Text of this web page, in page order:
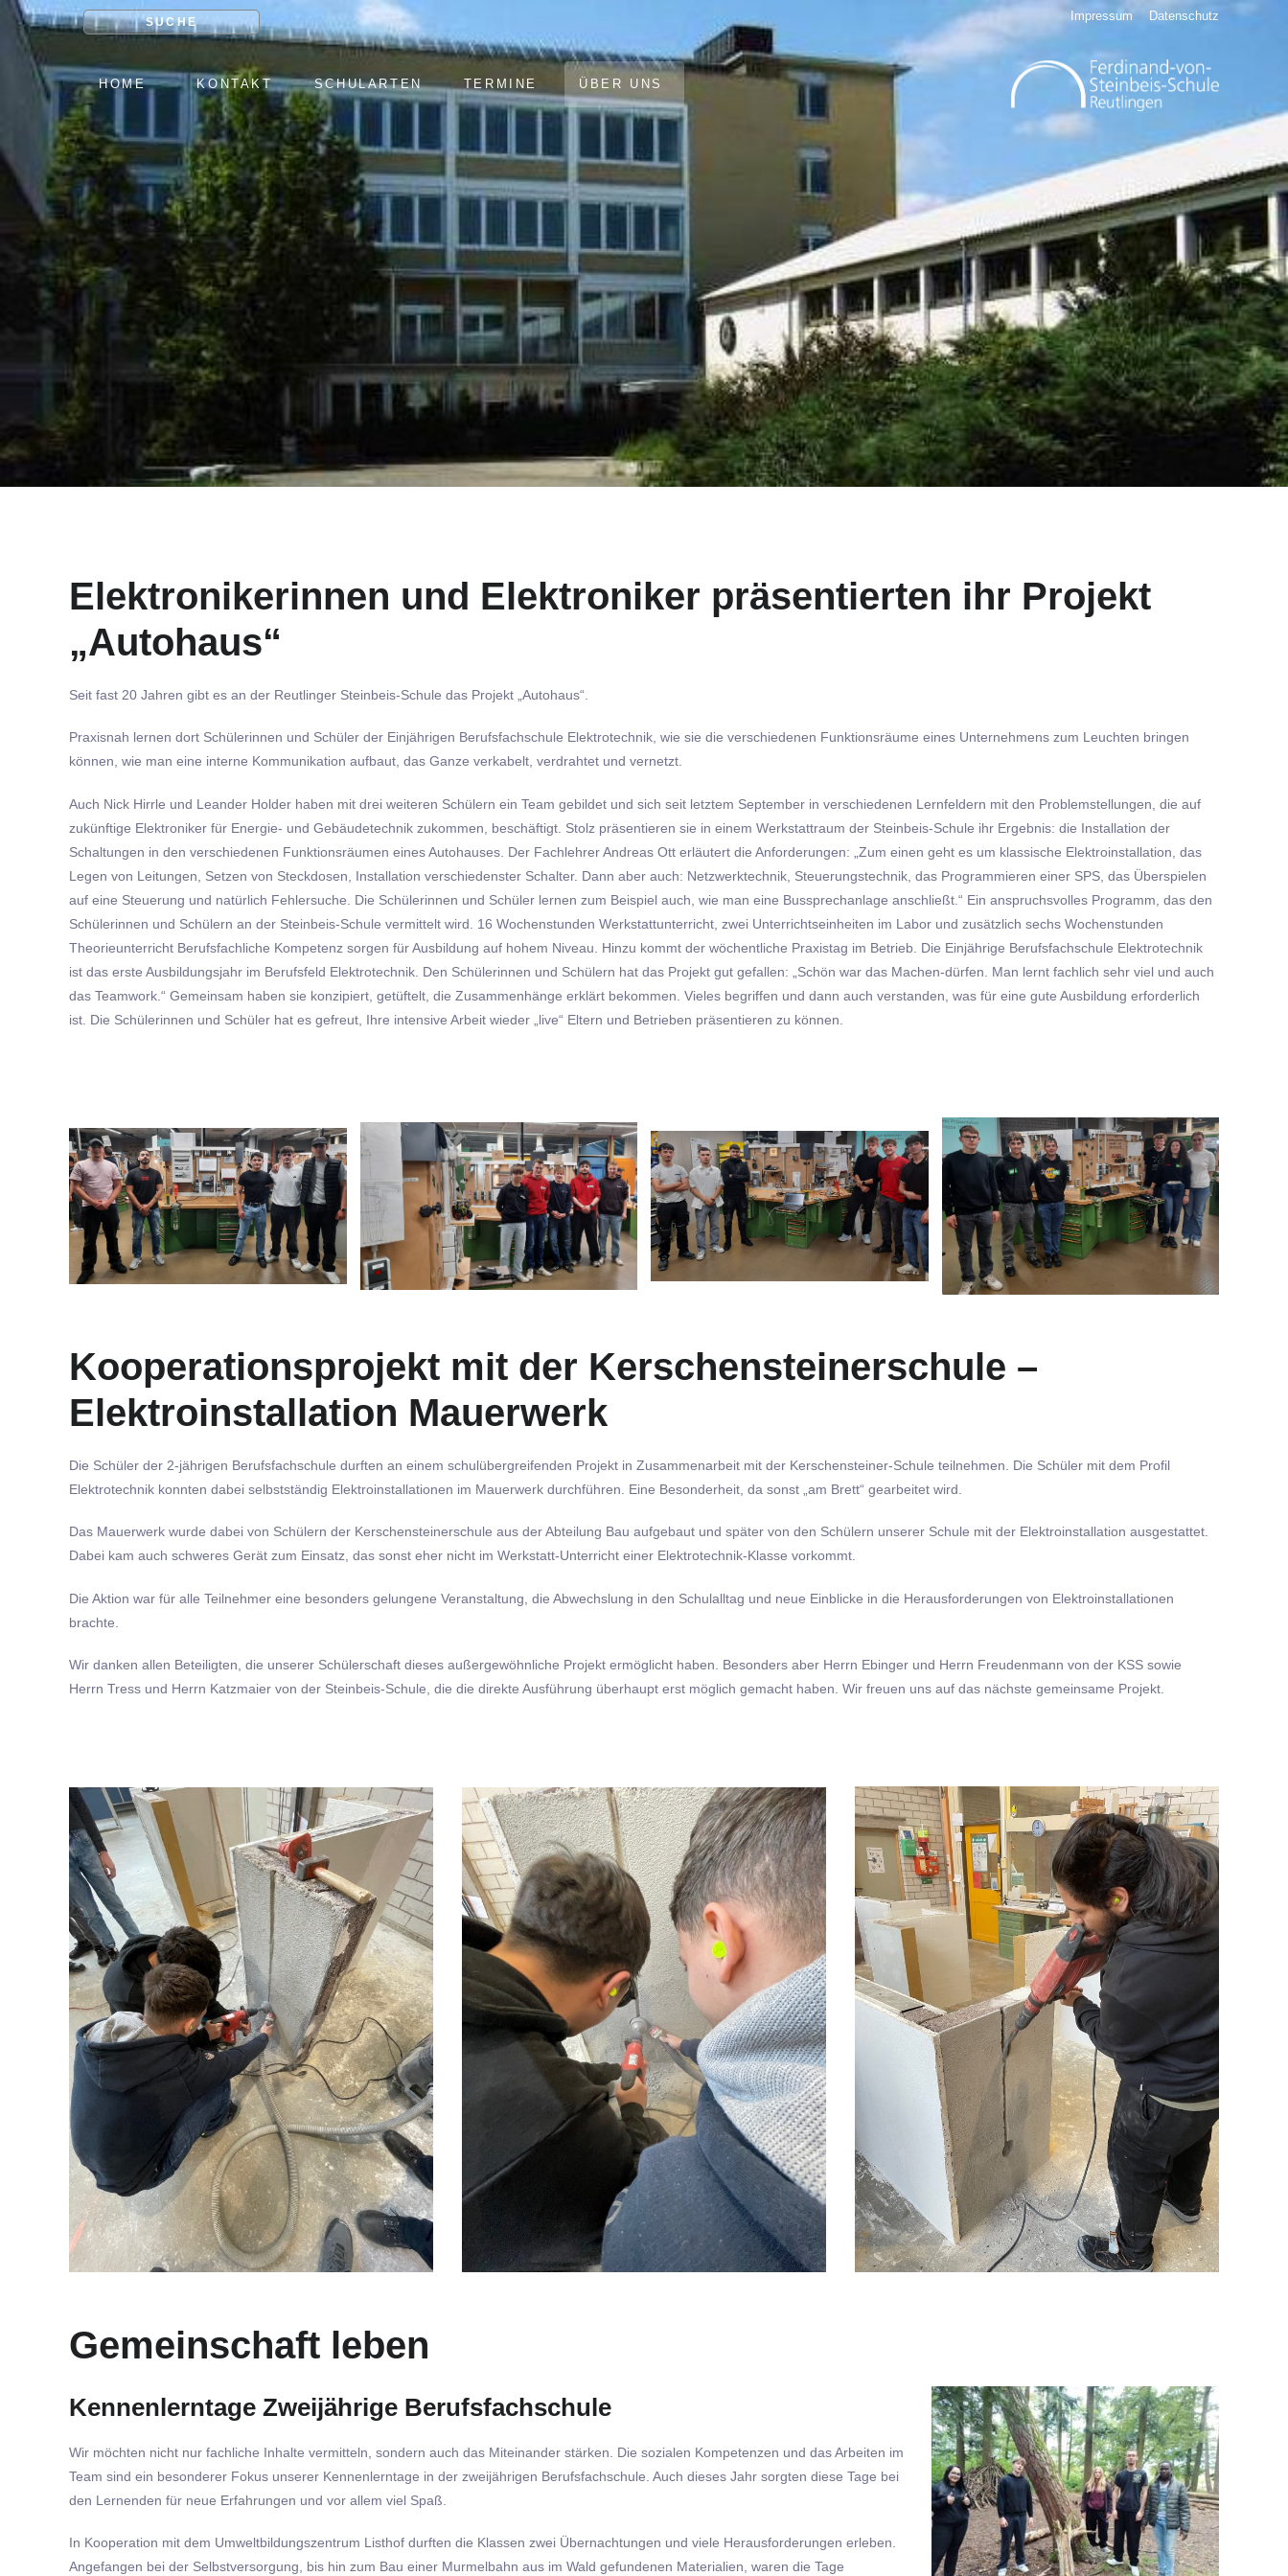
SUCHE Impressum Datenschutz
NAVIGATION
ÜBERSPRINGEN
HOME KONTAKT SCHULARTEN TERMINE ÜBER UNS
Elektronikerinnen und Elektroniker präsentierten ihr Projekt
„Autohaus“
Seit fast 20 Jahren gibt es an der Reutlinger Steinbeis-Schule das Projekt „Autohaus“.
Praxisnah lernen dort Schülerinnen und Schüler der Einjährigen Berufsfachschule Elektrotechnik, wie sie die verschiedenen Funktionsräume eines Unternehmens zum Leuchten bringen
können, wie man eine interne Kommunikation aufbaut, das Ganze verkabelt, verdrahtet und vernetzt.
Auch Nick Hirrle und Leander Holder haben mit drei weiteren Schülern ein Team gebildet und sich seit letztem September in verschiedenen Lernfeldern mit den Problemstellungen, die auf
zukünftige Elektroniker für Energie- und Gebäudetechnik zukommen, beschäftigt. Stolz präsentieren sie in einem Werkstattraum der Steinbeis-Schule ihr Ergebnis: die Installation der
Schaltungen in den verschiedenen Funktionsräumen eines Autohauses. Der Fachlehrer Andreas Ott erläutert die Anforderungen: „Zum einen geht es um klassische Elektroinstallation, das
Legen von Leitungen, Setzen von Steckdosen, Installation verschiedenster Schalter. Dann aber auch: Netzwerktechnik, Steuerungstechnik, das Programmieren einer SPS, das Überspielen
auf eine Steuerung und natürlich Fehlersuche. Die Schülerinnen und Schüler lernen zum Beispiel auch, wie man eine Bussprechanlage anschließt.“ Ein anspruchsvolles Programm, das den
Schülerinnen und Schülern an der Steinbeis-Schule vermittelt wird. 16 Wochenstunden Werkstattunterricht, zwei Unterrichtseinheiten im Labor und zusätzlich sechs Wochenstunden
Theorieunterricht Berufsfachliche Kompetenz sorgen für Ausbildung auf hohem Niveau. Hinzu kommt der wöchentliche Praxistag im Betrieb. Die Einjährige Berufsfachschule Elektrotechnik
ist das erste Ausbildungsjahr im Berufsfeld Elektrotechnik. Den Schülerinnen und Schülern hat das Projekt gut gefallen: „Schön war das Machen-dürfen. Man lernt fachlich sehr viel und auch
das Teamwork.“ Gemeinsam haben sie konzipiert, getüftelt, die Zusammenhänge erklärt bekommen. Vieles begriffen und dann auch verstanden, was für eine gute Ausbildung erforderlich
ist. Die Schülerinnen und Schüler hat es gefreut, Ihre intensive Arbeit wieder „live“ Eltern und Betrieben präsentieren zu können.
Kooperationsprojekt mit der Kerschensteinerschule –
Elektroinstallation Mauerwerk
Die Schüler der 2-jährigen Berufsfachschule durften an einem schulübergreifenden Projekt in Zusammenarbeit mit der Kerschensteiner-Schule teilnehmen. Die Schüler mit dem Profil
Elektrotechnik konnten dabei selbstständig Elektroinstallationen im Mauerwerk durchführen. Eine Besonderheit, da sonst „am Brett“ gearbeitet wird.
Das Mauerwerk wurde dabei von Schülern der Kerschensteinerschule aus der Abteilung Bau aufgebaut und später von den Schülern unserer Schule mit der Elektroinstallation ausgestattet.
Dabei kam auch schweres Gerät zum Einsatz, das sonst eher nicht im Werkstatt-Unterricht einer Elektrotechnik-Klasse vorkommt.
Die Aktion war für alle Teilnehmer eine besonders gelungene Veranstaltung, die Abwechslung in den Schulalltag und neue Einblicke in die Herausforderungen von Elektroinstallationen
brachte.
Wir danken allen Beteiligten, die unserer Schülerschaft dieses außergewöhnliche Projekt ermöglicht haben. Besonders aber Herrn Ebinger und Herrn Freudenmann von der KSS sowie
Herrn Tress und Herrn Katzmaier von der Steinbeis-Schule, die die direkte Ausführung überhaupt erst möglich gemacht haben. Wir freuen uns auf das nächste gemeinsame Projekt.
Gemeinschaft leben
Kennenlerntage Zweijährige Berufsfachschule
Wir möchten nicht nur fachliche Inhalte vermitteln, sondern auch das Miteinander stärken. Die sozialen Kompetenzen und das Arbeiten im
Team sind ein besonderer Fokus unserer Kennenlerntage in der zweijährigen Berufsfachschule. Auch dieses Jahr sorgten diese Tage bei
den Lernenden für neue Erfahrungen und vor allem viel Spaß.
In Kooperation mit dem Umweltbildungszentrum Listhof durften die Klassen zwei Übernachtungen und viele Herausforderungen erleben.
Angefangen bei der Selbstversorgung, bis hin zum Bau einer Murmelbahn aus im Wald gefundenen Materialien, waren die Tage